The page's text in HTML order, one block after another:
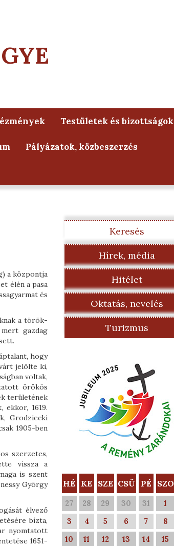
Testületek és bizottságok
Pályázatok, közbeszerzés
a központja
élén a pasa
és
a török-
gazdag
hogy
jelölte ki,
voltak,
örökös
területének
ekkor, 1619.
Grodziecki
1905-ben
szerzetes,
vissza a
is szent
György
élvező
bízta,
nyomtatott
1651-
Keresés
Hírek, média
Hitélet
Oktatás, nevelés
Turizmus
HÉ KE SZE CSÜ PÉ SZO
27 28 29 30 31 1
3
4 5 6 7 8
10
11 12 13 14 15